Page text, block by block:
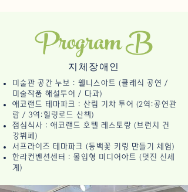
Program B
지체장애인
미술관 공간 누보 : 웰니스아트 (클래식 공연 /
미술작품 해설투어 / 다과)
애코랜드 테마파크 : 산림 기차 투어 (2역:공연관
람 / 3역:힐링로드 산책)
점심식사 : 애코랜드 호텔 레스토랑 (브런치 건
강뷔페)
​서프라이즈 테마파크 (동백꽃 키링 만들기 체험)
한라컨벤션센터 : 몰입형 미디어아트 (멋진 신세
계)